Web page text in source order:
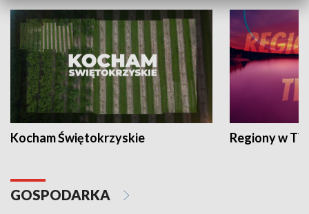
Kocham Świętokrzyskie Regiony w
GOSPODARKA